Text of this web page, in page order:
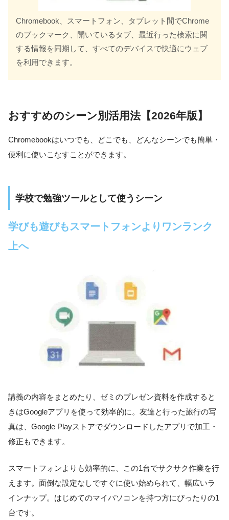
Chromebook、スマートフォン、タブレット間でChrome
のブックマーク、開いているタブ、最近行った検索に関
する情報を同期して、すべてのデバイスで快適にウェブ
を利用できます。
おすすめのシーン別活用法【2026年版】
Chromebookはいつでも、どこでも、どんなシーンでも簡単・
便利に使いこなすことができます。
学校で勉強ツールとして使うシーン
学びも遊びもスマートフォンよりワンランク
上へ
講義の内容をまとめたり、ゼミのプレゼン資料を作成すると
きはGoogleアプリを使って効率的に。友達と行った旅行の写
真は、Google Playストアでダウンロードしたアプリで加工・
修正もできます。
スマートフォンよりも効率的に、この1台でサクサク作業を行
えます。面倒な設定なしですぐに使い始められて、幅広いラ
インナップ。はじめてのマイパソコンを持つ方にぴったりの1
台です。